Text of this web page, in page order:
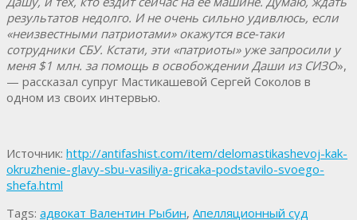
результатов недолго. И не очень сильно удивлюсь, если
«неизвестными патриотами» окажутся все-таки
сотрудники СБУ. Кстати, эти «патриоты» уже запросили у
меня $1 млн. за помощь в освобождении Даши из СИЗО»,
— рассказал супруг Мастикашевой Сергей Соколов в
одном из своих интервью.
Источник: http://antifashist.com/item/delomastikashevoj-kak-
okruzhenie-glavy-sbu-vasiliya-gricaka-podstavilo-svoego-
shefa.html
Tags: адвокат Валентин Рыбин, Апелляционный суд